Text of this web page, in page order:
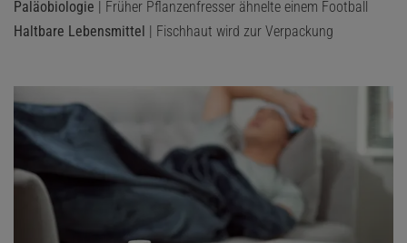
Paläobiologie | Früher Pflanzenfresser ähnelte einem Football
Haltbare Lebensmittel | Fischhaut wird zur Verpackung